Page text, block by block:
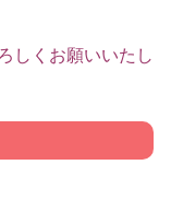
しくお願いいたし